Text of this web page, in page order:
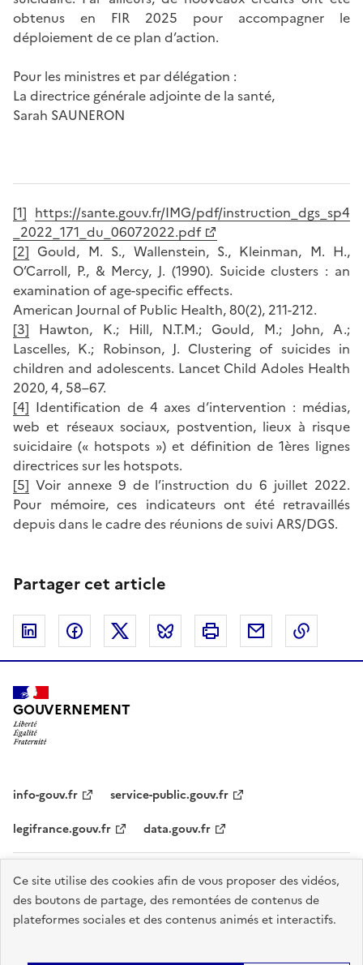
Ce site utilise des cookies afin de vous proposer des vidéos,
des boutons de partage, des remontées de contenus de
plateformes sociales et des contenus animés et interactifs.
obtenus en FIR 2025 pour accompagner le
déploiement de ce plan d’action.
Pour les ministres et par délégation :
La directrice générale adjointe de la santé,
Sarah SAUNERON
[1] https://sante.gouv.fr/IMG/pdf/instruction_dgs_sp4
_2022_171_du_06072022.pdf
[2] Gould, M. S., Wallenstein, S., Kleinman, M. H.,
O’Carroll, P., & Mercy, J. (1990). Suicide clusters : an
examination of age-specific effects.
American Journal of Public Health, 80(2), 211-212.
[3] Hawton, K.; Hill, N.T.M.; Gould, M.; John, A.;
Lascelles, K.; Robinson, J. Clustering of suicides in
children and adolescents. Lancet Child Adoles Health
2020, 4, 58–67.
[4] Identification de 4 axes d’intervention : médias,
web et réseaux sociaux, postvention, lieux à risque
suicidaire (« hotspots ») et définition de 1ères lignes
directrices sur les hotspots.
[5] Voir annexe 9 de l’instruction du 6 juillet 2022.
Pour mémoire, ces indicateurs ont été retravaillés
depuis dans le cadre des réunions de suivi ARS/DGS.
Partager cet article
Linkedin FacebookTwitter Bluesky Imprimer Courriel
GOUVERNEMENT
info-gouv.fr
service-public.gouv.fr
legifrance.gouv.fr
data.gouv.fr
Plan du site Accessibilité : partiellement conforme
Cookies
Mentions légales
Gestion des cookies